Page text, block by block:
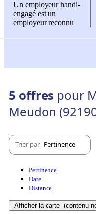
Un employeur handi-
engagé est un
employeur reconnu
5 offres pour
Meudon
Trier par Pertinence
Pertinence
Date
Distance
Afficher la carte (contenu